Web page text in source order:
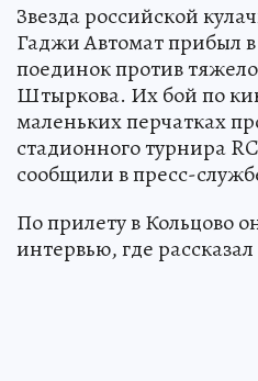
Звезда российской
Гаджи Автомат прибыл
поединок против
Штыркова. Их бой по
маленьких перчатках
стадионного турнира
сообщили в пресс-
По прилету в Кольцово
интервью, где